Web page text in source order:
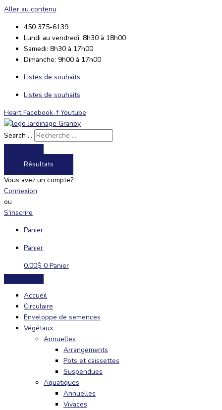
Aller au contenu
450 375-6139
Lundi au vendredi: 8h30 à 18h00
Samedi: 8h30 à 17h00
Dimanche: 9h00 à 17h00
Listes de souhaits
Listes de souhaits
Heart Facebook-f Youtube
Search ...
Résultats
Vous avez un compte?
Connexion
ou
S'inscrire
Panier
Panier
0.00$ 0 Panier
Accueil
Circulaire
Enveloppe de semences
Végétaux
Annuelles
Arrangements
Pots et caissettes
Suspendues
Aquatiques
Annuelles
Vivaces